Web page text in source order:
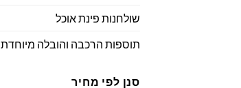
שולחנות פינת אוכל
תוספות הרכבה והובלה מיוחדת
סנן לפי מחיר